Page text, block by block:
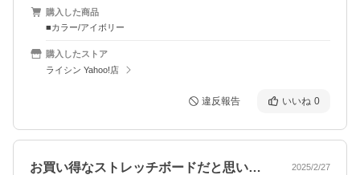
購入した商品
■カラー/アイボリー
購入したストア
ライシン Yahoo!店
違反報告 いいね 0
お買い得なストレッチボードだと思います 2025/2/27